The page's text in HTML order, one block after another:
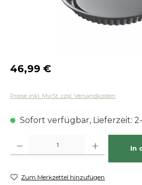
Regulärer Preis:
46,99 €
Preise inkl. MwSt. zzgl. Versandkosten
Sofort verfügbar, Lieferzeit:
In
Zum Merkzettel hinzufügen